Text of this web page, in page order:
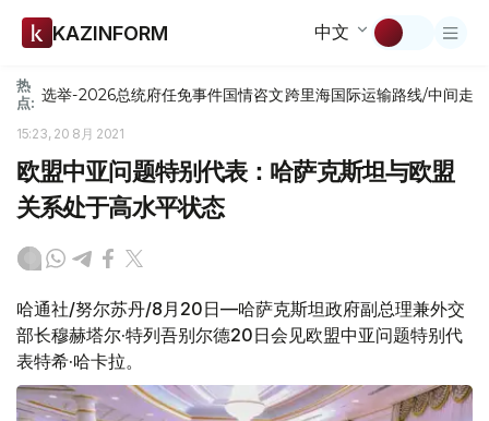
KAZINFORM 中文
热
点: 选举-2026总统府任免事件国情咨文跨里海国际运输路线/中间走廊
15:23, 20 8月 2021
欧盟中亚问题特别代表：哈萨克斯坦与欧盟
关系处于高水平状态
哈通社/努尔苏丹/8月20日—哈萨克斯坦政府副总理兼外交
部长穆赫塔尔·特列吾别尔德20日会见欧盟中亚问题特别代
表特希·哈卡拉。